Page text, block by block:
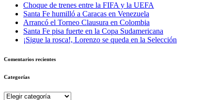
Choque de trenes entre la FIFA y la UEFA
Santa Fe humilló a Caracas en Venezuela
Arrancó el Torneo Clausura en Colombia
Santa Fe pisa fuerte en la Copa Sudamericana
¡Sigue la rosca!, Lorenzo se queda en la Selección
Comentarios recientes
Categorías
Categorías